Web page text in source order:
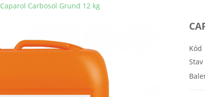
Caparol Carbosol Grund 12 kg
Kód
Stav